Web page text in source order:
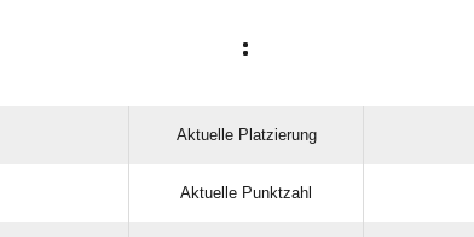
:
Aktuelle Platzierung
Aktuelle Punktzahl